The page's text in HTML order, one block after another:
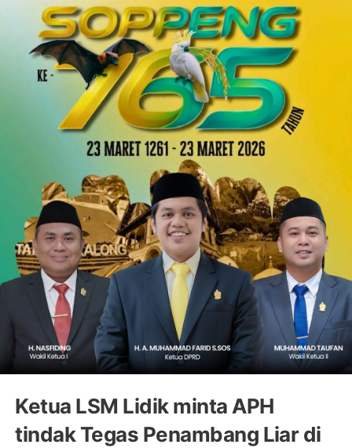
Ketua LSM Lidik minta APH
tindak Tegas Penambang Liar di